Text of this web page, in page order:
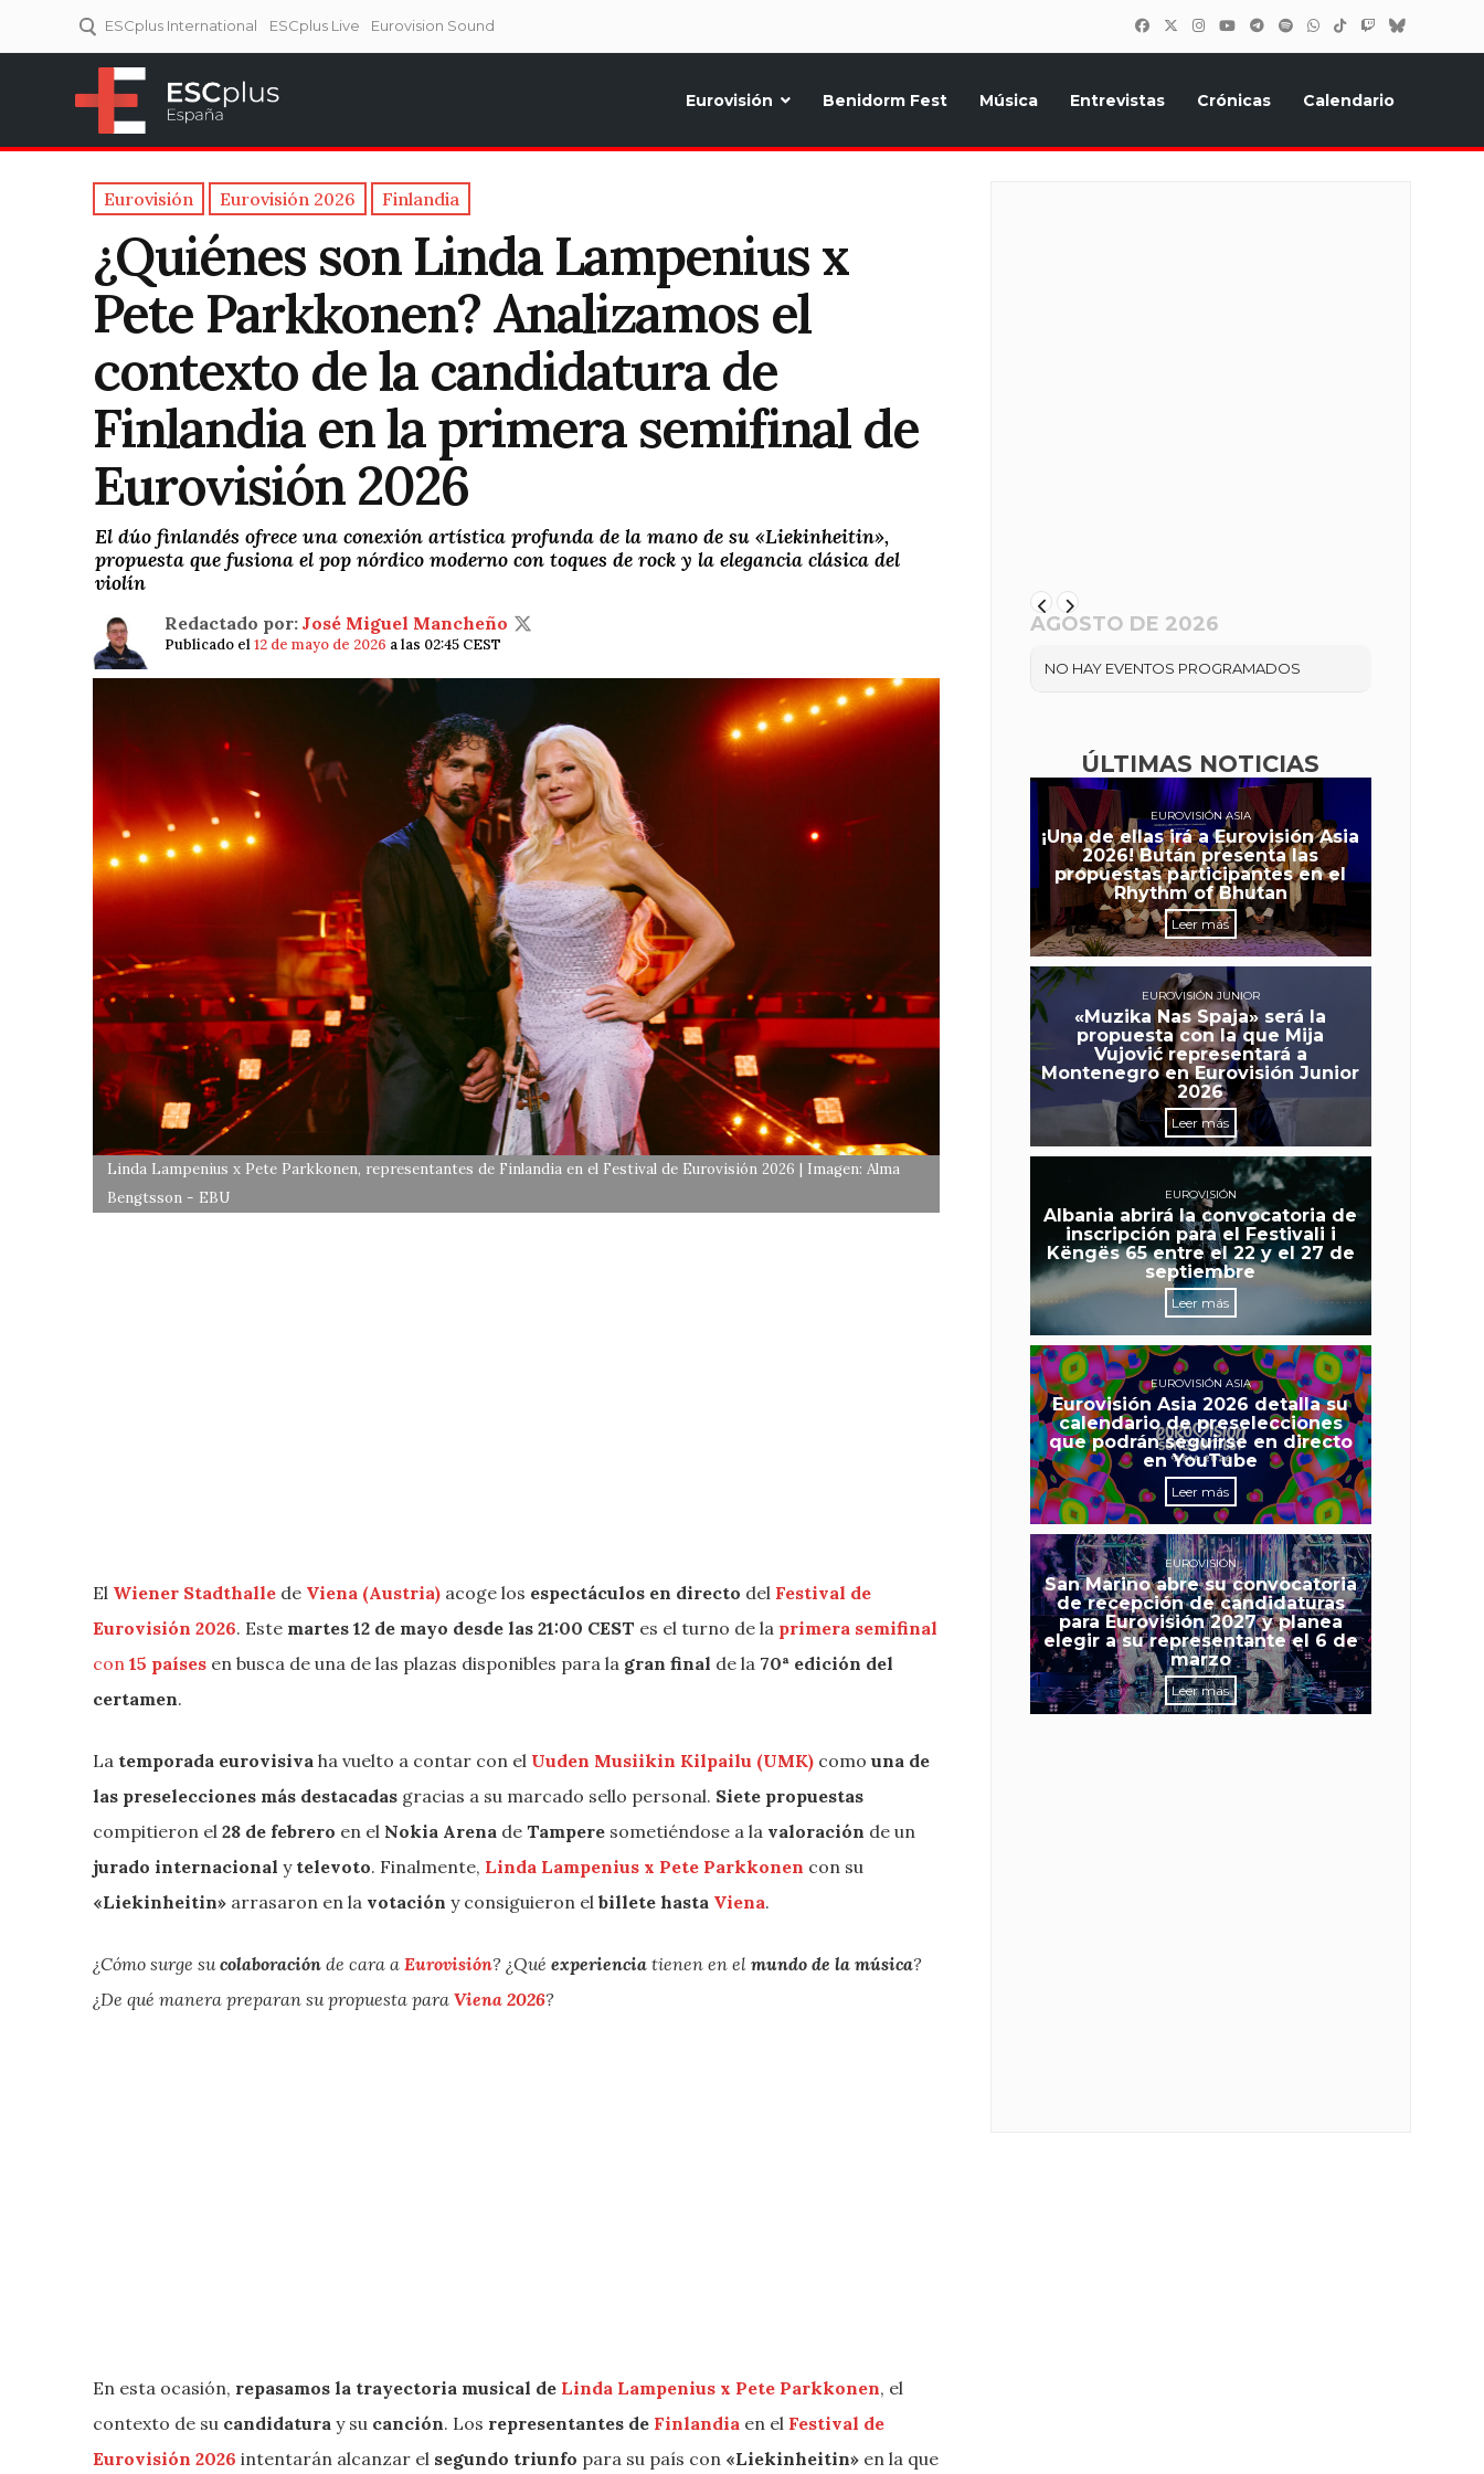
ESCplus International ESCplus Live Eurovision Sound
Eurovisión Benidorm Fest Música Entrevistas Crónicas Calendario
Eurovisión Eurovisión 2026 Finlandia
¿Quiénes son Linda Lampenius x
Pete Parkkonen? Analizamos el
contexto de la candidatura de
Finlandia en la primera semifinal de
Eurovisión 2026
El dúo finlandés ofrece una conexión artística profunda de la mano de su «Liekinheitin»,
propuesta que fusiona el pop nórdico moderno con toques de rock y la elegancia clásica del
violín
Redactado por: José Miguel Mancheño
Publicado el12 de mayo de 2026 a las 02:45 CEST
Linda Lampenius x Pete Parkkonen, representantes de Finlandia en el Festival de Eurovisión 2026 | Imagen: Alma
Bengtsson - EBU
El Wiener Stadthalle de Viena (Austria) acoge los espectáculos en directo del Festival de
Eurovisión 2026. Este martes 12 de mayo desde las 21:00 CEST es el turno de la primera semifinal
con 15 países en busca de una de las plazas disponibles para la gran final de la 70ª edición del
certamen.
La temporada eurovisiva ha vuelto a contar con el Uuden Musiikin Kilpailu (UMK) como una de
las preselecciones más destacadas gracias a su marcado sello personal. Siete propuestas
compitieron el 28 de febrero en el Nokia Arena de Tampere sometiéndose a la valoración de un
jurado internacional y televoto. Finalmente, Linda Lampenius x Pete Parkkonen con su
«Liekinheitin» arrasaron en la votación y consiguieron el billete hasta Viena.
¿Cómo surge sucolaboración de cara a Eurovisión? ¿Qué experiencia tienen en el mundo de la música?
¿De qué manera preparan su propuesta para Viena 2026?
En esta ocasión, repasamos la trayectoria musical de Linda Lampenius x Pete Parkkonen, el
contexto de su candidatura y su canción. Los representantes de Finlandia en el Festival de
Eurovisión 2026 intentarán alcanzar el segundo triunfo para su país con «Liekinheitin» en la que
AGOSTO DE 2026
NO HAY EVENTOS PROGRAMADOS
ÚLTIMAS NOTICIAS
EUROVISIÓN ASIA
¡Una de ellas irá a Eurovisión Asia
2026! Bután presenta las
propuestas participantes en el
Rhythm of Bhutan
Leer más
EUROVISIÓN JUNIOR
«Muzika Nas Spaja» será la
propuesta con la que Mija
Vujović representará a
Montenegro en Eurovisión Junior
2026
Leer más
EUROVISIÓN
Albania abrirá la convocatoria de
inscripción para el Festivali i
Këngës 65 entre el 22 y el 27 de
septiembre
Leer más
EUROVISIÓN ASIA
Eurovisión Asia 2026 detalla su
calendario de preselecciones
que podrán seguirse en directo
en YouTube
Leer más
EUROVISIÓN
San Marino abre su convocatoria
de recepción de candidaturas
para Eurovisión 2027 y planea
elegir a su representante el 6 de
marzo
Leer más